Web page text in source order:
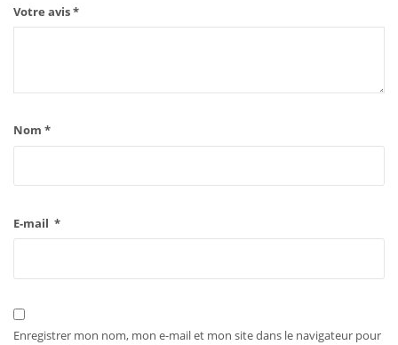
Votre avis*
Nom *
E-mail *
Enregistrer mon nom, mon e-mail et mon site dans le navigateur pour